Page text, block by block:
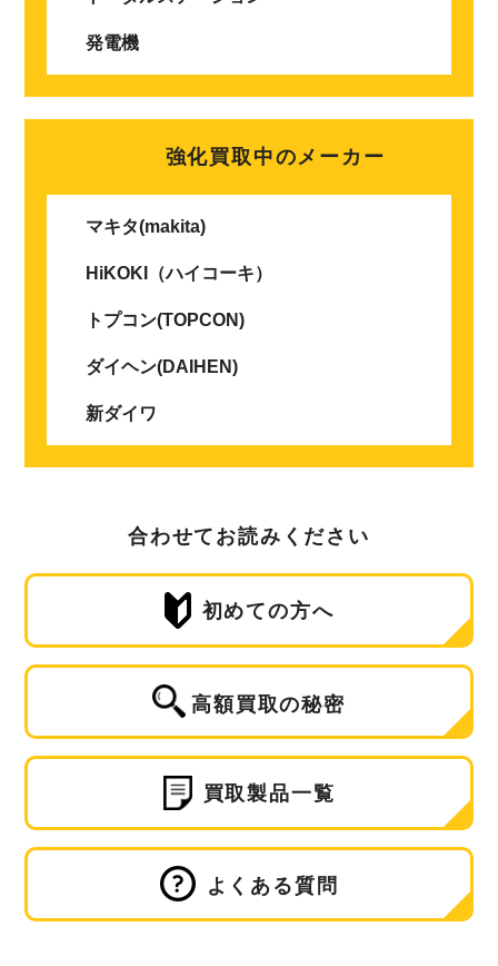
発電機
強化買取中のメーカー
マキタ(makita)
HiKOKI（ハイコーキ）
トプコン(TOPCON)
ダイヘン(DAIHEN)
新ダイワ
合わせてお読みください
初めての方へ
高額買取の秘密
買取製品一覧
よくある質問